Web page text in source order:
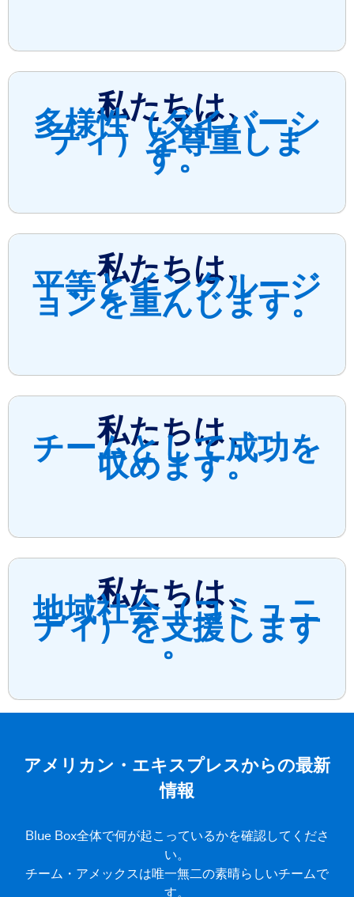
私たちは、
多様性（ダイバーシ
ティ）を尊重しま
す。
私たちは、
平等とインクルージ
ョンを重んじます。
私たちは、
チームとして成功を
収めます。
私たちは、
地域社会（コミュニ
ティ）を支援します
。
アメリカン・エキスプレスからの最新
情報
Blue Box全体で何が起こっているかを確認してくださ
い。
チーム・アメックスは唯一無二の素晴らしいチームで
す。